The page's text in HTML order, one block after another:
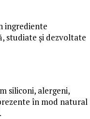
ingrediente
studiate și dezvoltate
siliconi, alergeni,
în mod natural